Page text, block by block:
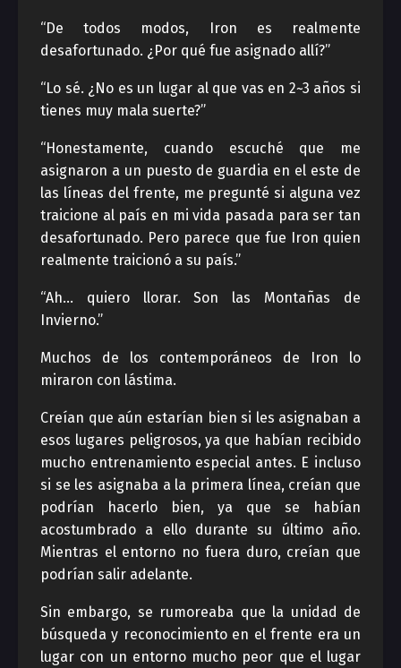
“De todos modos, Iron es realmente
desafortunado. ¿Por qué fue asignado allí?”
“Lo sé. ¿No es un lugar al que vas en 2~3 años si
tienes muy mala suerte?”
“Honestamente, cuando escuché que me
asignaron a un puesto de guardia en el este de
las líneas del frente, me pregunté si alguna vez
traicione al país en mi vida pasada para ser tan
desafortunado. Pero parece que fue Iron quien
realmente traicionó a su país.”
“Ah… quiero llorar. Son las Montañas de
Invierno.”
Muchos de los contemporáneos de Iron lo
miraron con lástima.
Creían que aún estarían bien si les asignaban a
esos lugares peligrosos, ya que habían recibido
mucho entrenamiento especial antes. E incluso
si se les asignaba a la primera línea, creían que
podrían hacerlo bien, ya que se habían
acostumbrado a ello durante su último año.
Mientras el entorno no fuera duro, creían que
podrían salir adelante.
Sin embargo, se rumoreaba que la unidad de
búsqueda y reconocimiento en el frente era un
lugar con un entorno mucho peor que el lugar